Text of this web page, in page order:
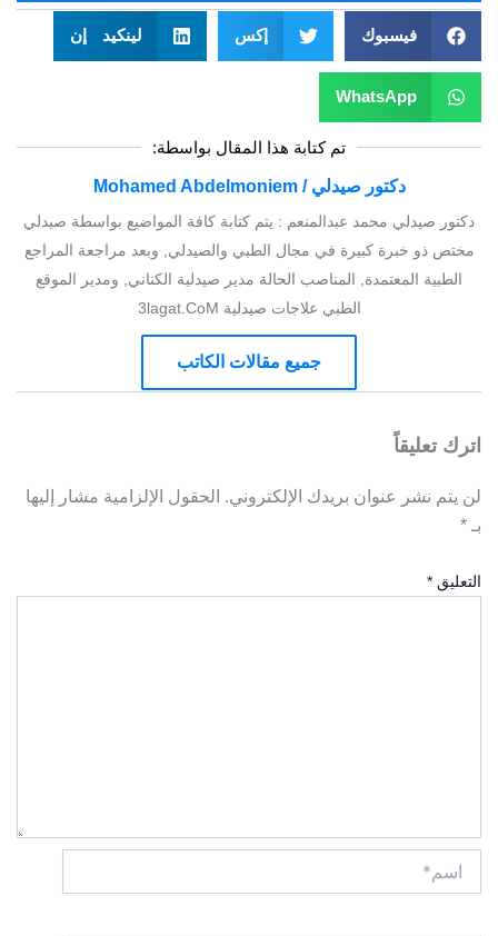
فيسبوك إكس لينكيد إن
WhatsApp
تم كتابة هذا المقال بواسطة:
دكتور صيدلي / Mohamed Abdelmoniem
دكتور صيدلي محمد عبدالمنعم : يتم كتابة كافة المواضيع بواسطة صيدلي
مختص ذو خبرة كبيرة في مجال الطبي والصيدلي, وبعد مراجعة المراجع
الطبية المعتمدة, المناصب الحالة مدير صيدلية الكناني, ومدير الموقع
الطبي علاجات صيدلية 3lagat.CoM
جميع مقالات الكاتب
اترك تعليقاً
لن يتم نشر عنوان بريدك الإلكتروني. الحقول الإلزامية مشار إليها
بـ *
التعليق *